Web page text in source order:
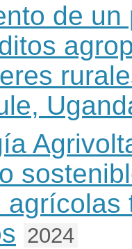
de un
agrícolas
2024